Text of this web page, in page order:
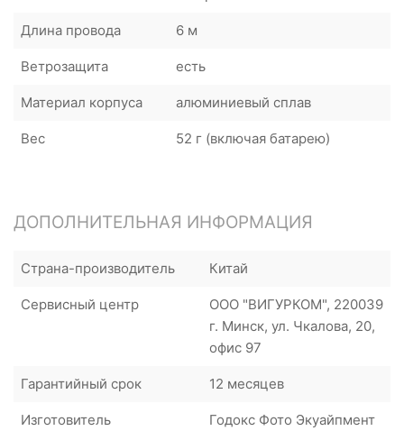
Длина провода 6 м
Ветрозащита есть
Материал корпуса алюминиевый сплав
Вес 52 г (включая батарею)
ДОПОЛНИТЕЛЬНАЯ ИНФОРМАЦИЯ
Страна-производитель Китай
Сервисный центр
ООО "ВИГУРКОМ", 220039
г. Минск, ул. Чкалова, 20,
офис 97
Гарантийный срок 12 месяцев
Изготовитель
Годокс Фото Экуайпмент